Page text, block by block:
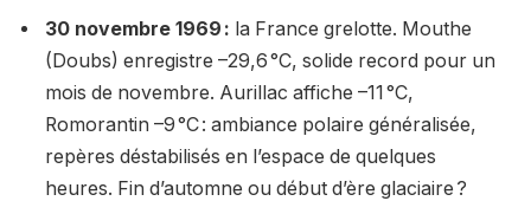
30 novembre 1969 : la France grelotte. Mouthe
(Doubs) enregistre –29,6 °C, solide record pour un
mois de novembre. Aurillac affiche –11 °C,
Romorantin –9 °C : ambiance polaire généralisée,
repères déstabilisés en l’espace de quelques
heures. Fin d’automne ou début d’ère glaciaire ?